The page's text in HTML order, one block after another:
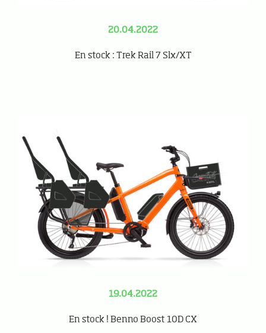
20.04.2022
En stock : Trek Rail 7 Slx/XT
19.04.2022
En stock ! Benno Boost 10D CX